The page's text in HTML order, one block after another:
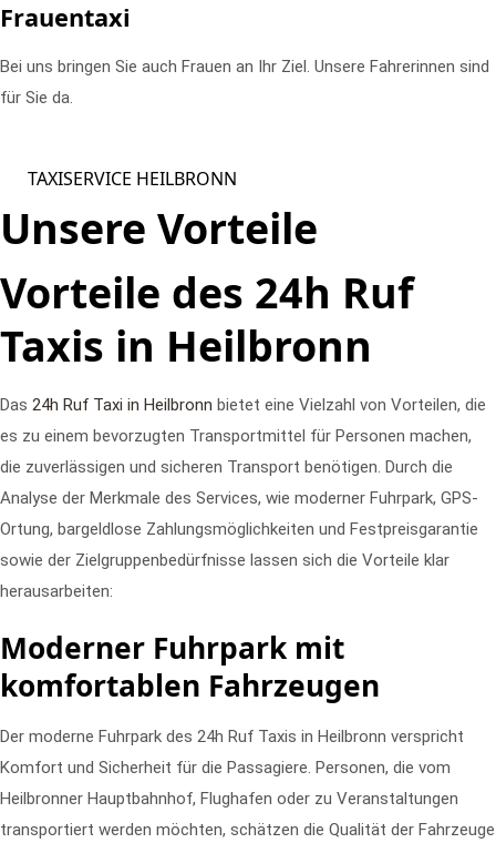
Frauentaxi
Bei uns bringen Sie auch Frauen an Ihr Ziel. Unsere Fahrerinnen sind
für Sie da.
TAXISERVICE HEILBRONN
Unsere Vorteile
Vorteile des 24h Ruf
Taxis in Heilbronn
Das 24h Ruf Taxi in Heilbronn bietet eine Vielzahl von Vorteilen, die
es zu einem bevorzugten Transportmittel für Personen machen,
die zuverlässigen und sicheren Transport benötigen. Durch die
Analyse der Merkmale des Services, wie moderner Fuhrpark, GPS-
Ortung, bargeldlose Zahlungsmöglichkeiten und Festpreisgarantie
sowie der Zielgruppenbedürfnisse lassen sich die Vorteile klar
herausarbeiten:
Moderner Fuhrpark mit
komfortablen Fahrzeugen
Der moderne Fuhrpark des 24h Ruf Taxis in Heilbronn verspricht
Komfort und Sicherheit für die Passagiere. Personen, die vom
Heilbronner Hauptbahnhof, Flughafen oder zu Veranstaltungen
transportiert werden möchten, schätzen die Qualität der Fahrzeuge